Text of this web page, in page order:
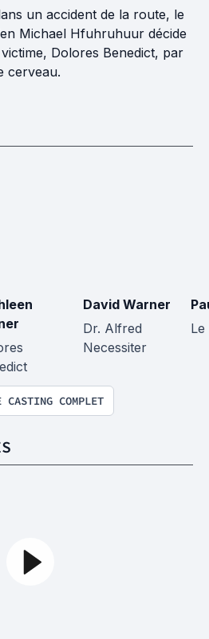
un accident de la route, le
Michael Hfuhruhuur décide
Dolores Benedict, par
cerveau.
David Warner
Dr. Alfred
Necessiter
COMPLET